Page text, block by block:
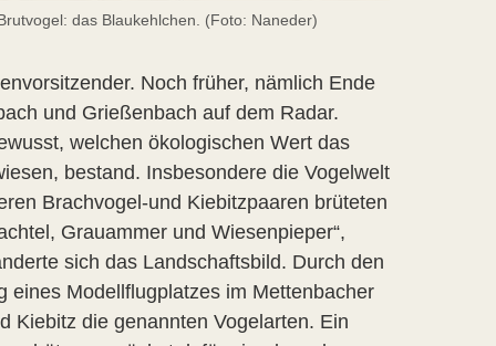
das Blaukehlchen. (Foto: Naneder)
Noch früher, nämlich Ende
und Grießenbach auf dem Radar.
welchen ökologischen Wert das
bestand. Insbesondere die Vogelwelt
Brachvogel-und Kiebitzpaaren brüteten
Grauammer und Wiesenpieper“,
sich das Landschaftsbild. Durch den
eines Modellflugplatzes im Mettenbacher
Kiebitz die genannten Vogelarten. Ein